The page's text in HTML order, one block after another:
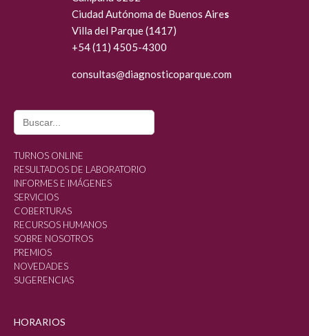
Ciudad Autónoma de Buenos Aires
Villa del Parque (1417)
+54 (11) 4505-4300
consultas@diagnosticoparque.com
Search
for:
TURNOS ONLINE
RESULTADOS DE LABORATORIO
INFORMES E IMÁGENES
SERVICIOS
COBERTURAS
RECURSOS HUMANOS
SOBRE NOSOTROS
PREMIOS
NOVEDADES
SUGERENCIAS
HORARIOS